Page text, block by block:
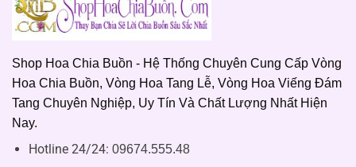
Shop Hoa Chia Buồn - Hệ Thống Chuyên Cung Cấp Vòng
Hoa Chia Buồn, Vòng Hoa Tang Lễ, Vòng Hoa Viếng Đám
Tang Chuyên Nghiệp, Uy Tín Và Chất Lượng Nhất Hiện
Nay.
Hotline 24/24: 09674.555.48